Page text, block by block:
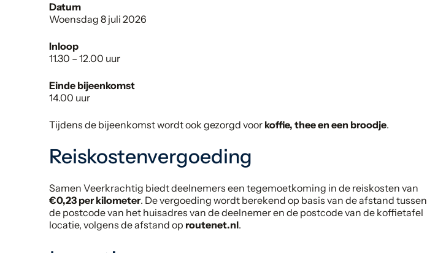
Datum
Woensdag 8 juli 2026
Inloop
11.30 – 12.00 uur
Einde bijeenkomst
14.00 uur
Tijdens de bijeenkomst wordt ook gezorgd voor koffie, thee en een broodje.
Reiskostenvergoeding
Samen Veerkrachtig biedt deelnemers een tegemoetkoming in de reiskosten van
€0,23 per kilometer. De vergoeding wordt berekend op basis van de afstand tussen
de postcode van het huisadres van de deelnemer en de postcode van de koffietafel
locatie, volgens de afstand op routenet.nl.